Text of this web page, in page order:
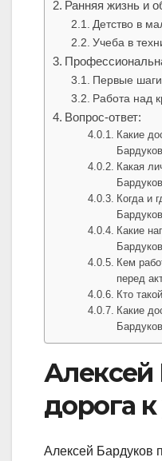
Ранняя жизнь и
Детство в
Учеба в
Первые
Работа над
Вопрос-ответ:
Какие
Какая
Когда и
Какие
Кем
перед
Кто
Какие
Алексей
дорога к
Алексей Бардуков